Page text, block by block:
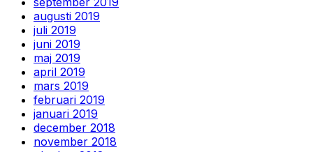
augusti 2019
juli 2019
juni 2019
maj 2019
april 2019
mars 2019
februari 2019
januari 2019
december 2018
november 2018